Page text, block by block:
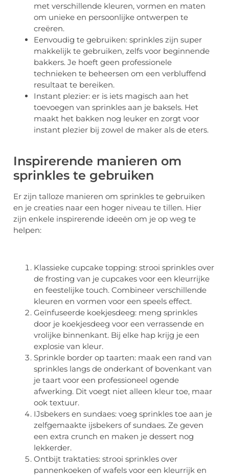
met verschillende kleuren, vormen en maten
om unieke en persoonlijke ontwerpen te
creëren.
Eenvoudig te gebruiken: sprinkles zijn super
makkelijk te gebruiken, zelfs voor beginnende
bakkers. Je hoeft geen professionele
technieken te beheersen om een verbluffend
resultaat te bereiken.
Instant plezier: er is iets magisch aan het
toevoegen van sprinkles aan je baksels. Het
maakt het bakken nog leuker en zorgt voor
instant plezier bij zowel de maker als de eters.
Inspirerende manieren om
sprinkles te gebruiken
Er zijn talloze manieren om sprinkles te gebruiken
en je creaties naar een hoger niveau te tillen. Hier
zijn enkele inspirerende ideeën om je op weg te
helpen:
Klassieke cupcake topping: strooi sprinkles over
de frosting van je cupcakes voor een kleurrijke
en feestelijke touch. Combineer verschillende
kleuren en vormen voor een speels effect.
Geïnfuseerde koekjesdeeg: meng sprinkles
door je koekjesdeeg voor een verrassende en
vrolijke binnenkant. Bij elke hap krijg je een
explosie van kleur.
Sprinkle border op taarten: maak een rand van
sprinkles langs de onderkant of bovenkant van
je taart voor een professioneel ogende
afwerking. Dit voegt niet alleen kleur toe, maar
ook textuur.
IJsbekers en sundaes: voeg sprinkles toe aan je
zelfgemaakte ijsbekers of sundaes. Ze geven
een extra crunch en maken je dessert nog
lekkerder.
Ontbijt traktaties: strooi sprinkles over
pannenkoeken of wafels voor een kleurrijk en